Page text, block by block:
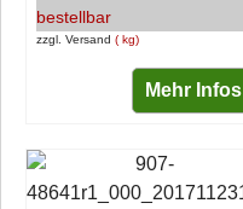
zzgl. Versand kg
bestellbar
Mehr Infos